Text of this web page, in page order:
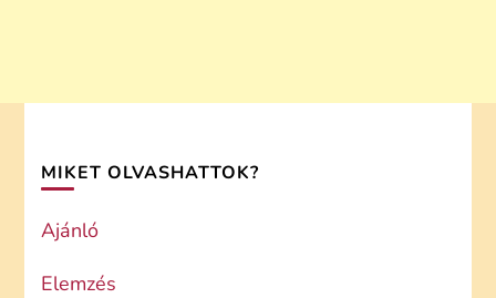
MIKET OLVASHATTOK?
Ajánló
Elemzés